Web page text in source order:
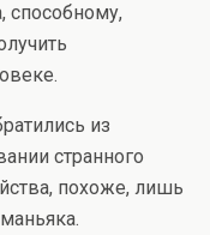
способному,
из
странного
похоже, лишь